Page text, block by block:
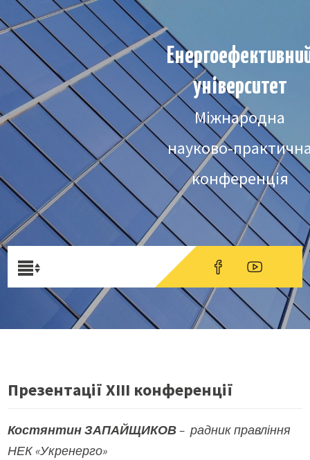
університет
Міжнародна
науково-
конференція
Презентації ХІІІ конференції
Костянтин ЗАПАЙЩИКОВ– радник правління
НЕК «Укренерго»